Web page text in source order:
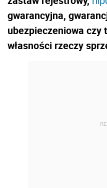
gwarancyjna,
ubezpieczeniowa czy
własności rzeczy